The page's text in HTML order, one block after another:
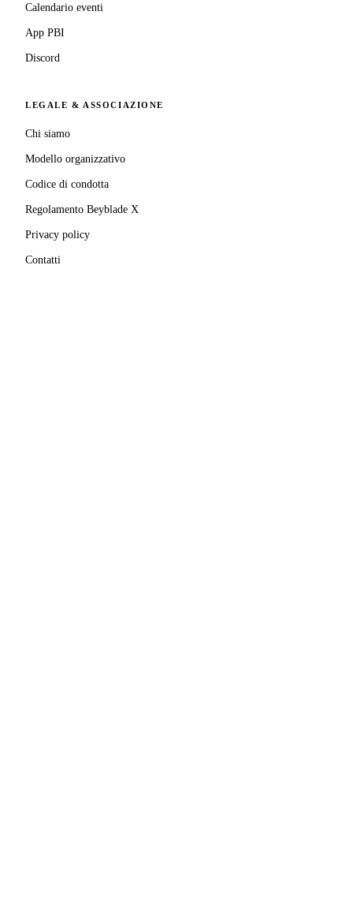
Calendario eventi
App PBI
Discord
LEGALE & ASSOCIAZIONE
Chi siamo
Modello organizzativo
Codice di condotta
Regolamento Beyblade X
Privacy policy
Contatti